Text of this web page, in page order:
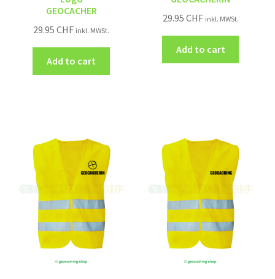
GEOCACHER
29.95CHF inkl. MWSt.
Add to cart
29.95 CHF inkl. MWSt.
Add to cart